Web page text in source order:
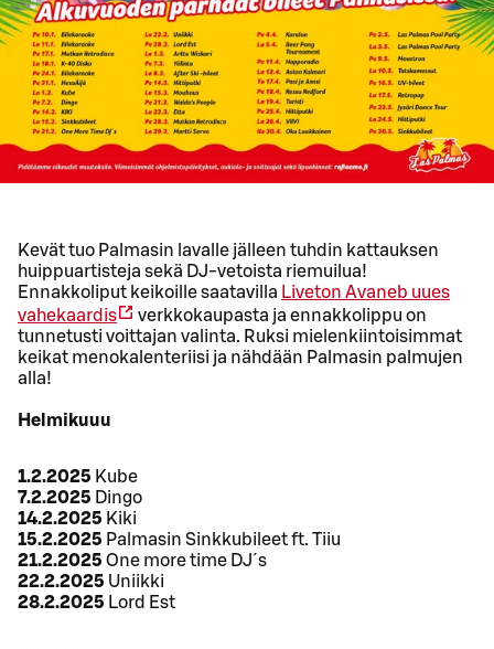
Kevät tuo Palmasin lavalle jälleen tuhdin kattauksen
huippuartisteja sekä DJ-vetoista riemuilua!
Ennakkoliput keikoille saatavilla Liveton Avaneb uues
vahekaardis
verkkokaupasta ja ennakkolippu on
tunnetusti voittajan valinta. Ruksi mielenkiintoisimmat
keikat menokalenteriisi ja nähdään Palmasin palmujen
alla!
Helmikuuu
1.2.2025 Kube
7.2.2025 Dingo
14.2.2025 Kiki
15.2.2025 Palmasin Sinkkubileet ft. Tiiu
21.2.2025 One more time DJ´s
22.2.2025 Uniikki
28.2.2025 Lord Est